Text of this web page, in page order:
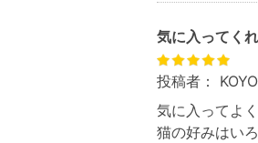
気に入ってく
投稿者：
KOYO
気に入ってよ
猫の好みはい